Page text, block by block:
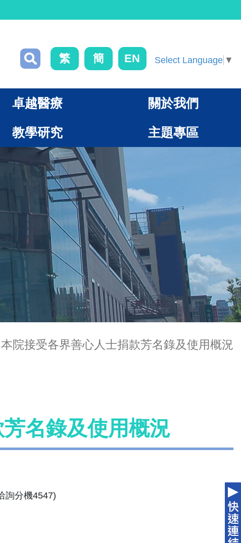
繁 簡 EN Select Language ▼
卓越醫療 關於我們
教學研究 主題專區
本院接受各界善心人士捐款芳名錄及使用概況
名錄及使用概況
詢分機4547)